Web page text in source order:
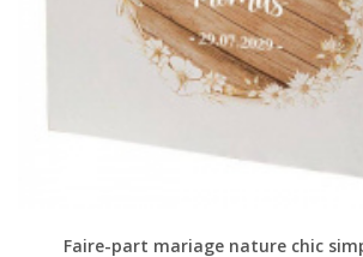
Faire-part mariage nature chic